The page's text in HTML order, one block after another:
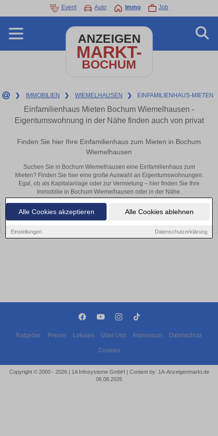
Alle Cookies akzeptieren Alle Cookies ablehnen
Einstellungen Datenschutzerklärung
Event Auto Immo Job
ANZEIGEN
MARKT-
BOCHUM
❯ IMMOBILIEN ❯ WIEMELHAUSEN ❯ EINFAMILIENHAUS-MIETEN
Einfamilienhaus Mieten Bochum Wiemelhausen -
Eigentumswohnung in der Nähe finden auch von privat
Finden Sie hier Ihre Einfamilienhaus zum Mieten in Bochum
Wiemelhausen
Suchen Sie in Bochum Wiemelhausen eine Einfamilienhaus zum
Mieten? Finden Sie hier eine große Auswahl an Eigentumswohnungen.
Egal, ob als Kapitalanlage oder zur Vermietung – hier finden Sie Ihre
Immobilie in Bochum Wiemelhausen oder in der Nähe.
Leider konnten wir derzeit keine passenden Objekte finden. Schauen Sie
bald wieder vorbei!
Ratgeber Presse Lokales Über Uns Impressum Datenschutz
Cookies
Copyright © 2000 - 2026 | 1A Infosysteme GmbH | Content by: 1A-Anzeigenmarkt.de
06.08.2026